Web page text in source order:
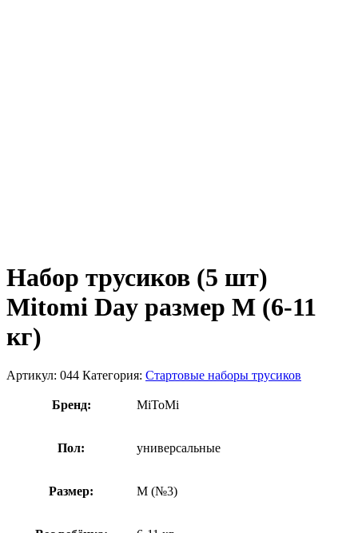
Набор трусиков (5 шт)
Mitomi Day размер М (6-11
кг)
Артикул: 044 Категория: Стартовые наборы трусиков
Бренд: MiToMi
Пол: универсальные
Размер: M (№3)